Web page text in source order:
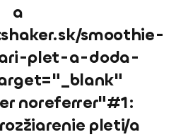
a
smoothie-
plet-a-doda-
noreferrer"#1:
pleti/a